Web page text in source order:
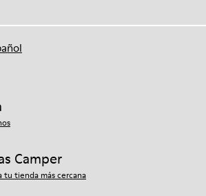
Camper
tu tienda más cercana